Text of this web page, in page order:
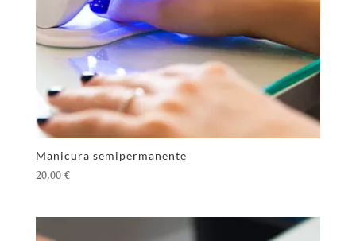
Manicura semipermanente
20,00€